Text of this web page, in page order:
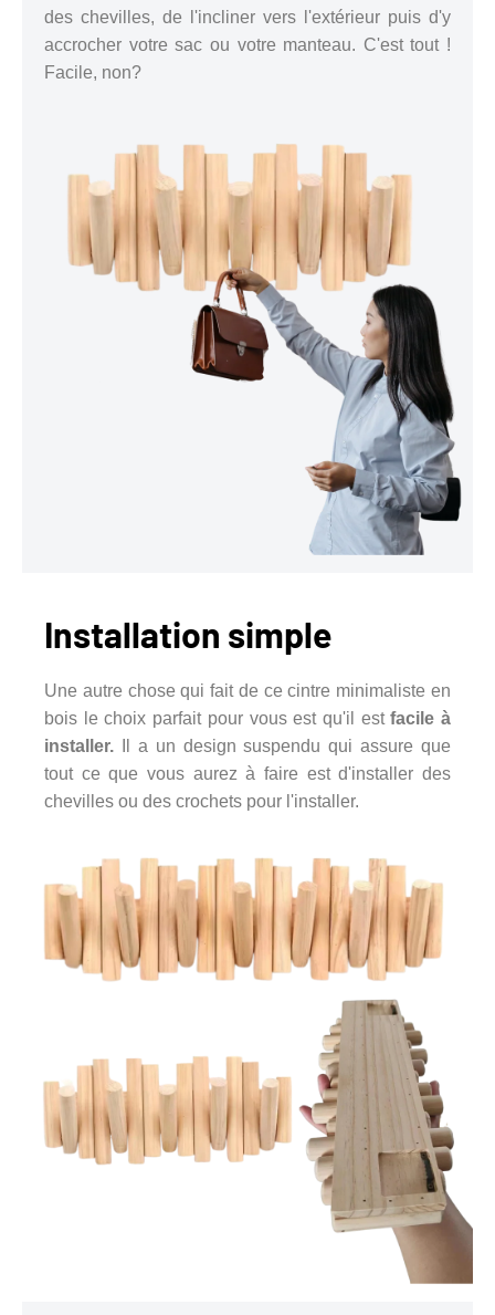
des chevilles, de l'incliner vers l'extérieur puis d'y
accrocher votre sac ou votre manteau. C'est tout !
Facile, non?
Installation simple
Une autre chose qui fait de ce cintre minimaliste en
bois le choix parfait pour vous est qu'il estfacile à
installer. Il a un design suspendu qui assure que
tout ce que vous aurez à faire est d'installer des
chevilles ou des crochets pour l'installer.